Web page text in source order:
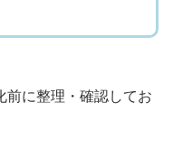
前に整理・確認してお